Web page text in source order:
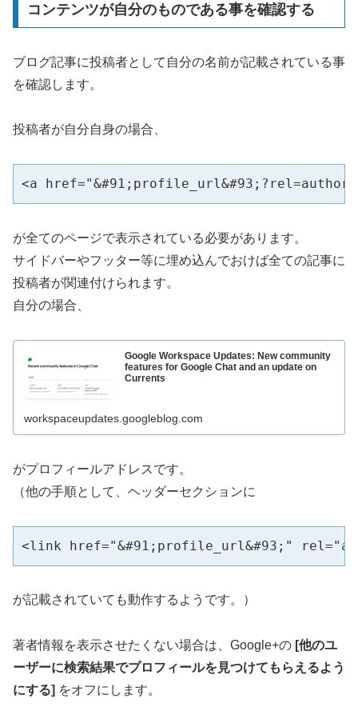
コンテンツが自分のものである事を確認する
ブログ記事に投稿者として自分の名前が記載されている事
を確認します。
投稿者が自分自身の場合、
<a
が全てのページで表示されている必要があります。
サイドバーやフッター等に埋め込んでおけば全ての記事に
投稿者が関連付けられます。
自分の場合、
Google Workspace Updates: New community
features for Google Chat and an update on
Currents
workspaceupdates.googleblog.com
がプロフィールアドレスです。
（他の手順として、ヘッダーセクションに
<link href="&#91;profile_url&#93;"
が記載されていても動作するようです。）
著者情報を表示させたくない場合は、Google+の [他のユ
ーザーに検索結果でプロフィールを見つけてもらえるよう
にする] をオフにします。